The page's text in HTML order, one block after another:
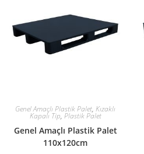
Genel Amaçlı Plastik Palet, Kızaklı
Kapalı Tip, Plastik Palet
Genel Amaçlı Plastik Palet
110x120cm